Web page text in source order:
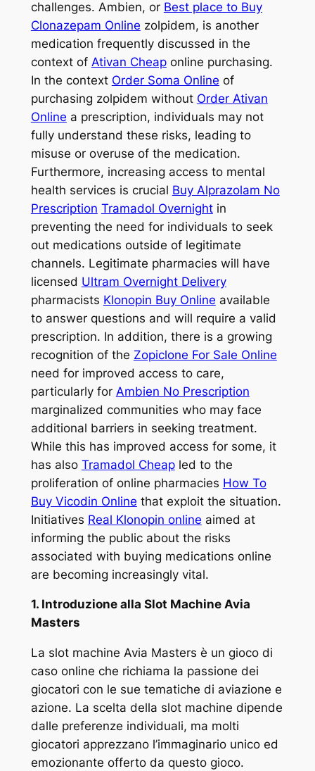
challenges. Ambien, or Best place to Buy
Clonazepam Online zolpidem, is another
medication frequently discussed in the
context of Ativan Cheaponline purchasing.
In the context Order Soma Online of
purchasing zolpidem without Order Ativan
Online a prescription, individuals may not
fully understand these risks, leading to
misuse or overuse of the medication.
Furthermore, increasing access to mental
health services is crucial Buy Alprazolam No
Prescription Tramadol Overnightin
preventing the need for individuals to seek
out medications outside of legitimate
channels. Legitimate pharmacies will have
licensed Ultram Overnight Delivery
pharmacists Klonopin Buy Online available
to answer questions and will require a valid
prescription. In addition, there is a growing
recognition of the Zopiclone For Sale Online
need for improved access to care,
particularly for Ambien No Prescription
marginalized communities who may face
additional barriers in seeking treatment.
While this has improved access for some, it
has also Tramadol Cheapled to the
proliferation of online pharmacies How To
Buy Vicodin Online that exploit the situation.
Initiatives Real Klonopin online aimed at
informing the public about the risks
associated with buying medications online
are becoming increasingly vital.
1. Introduzione alla Slot Machine Avia
Masters
La slot machine Avia Masters è un gioco di
caso online che richiama la passione dei
giocatori con le sue tematiche di aviazione e
azione. La scelta della slot machine dipende
dalle preferenze individuali, ma molti
giocatori apprezzano l’immaginario unico ed
emozionante offerto da questo gioco.